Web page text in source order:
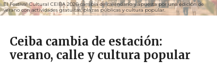
El Festival Cultural CEIBA 2026 cambia de calendario y apuesta por una edición de
verano con actividades gratuitas, plazas públicas y cultura popular.
Ceiba cambia de estación:
verano, calle y cultura popular